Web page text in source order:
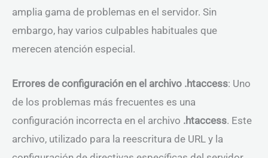
amplia gama de problemas en el servidor. Sin
embargo, hay varios culpables habituales que
merecen atención especial.
Errores de configuración en el archivo .htaccess: Uno
de los problemas más frecuentes es una
configuración incorrecta en el archivo .htaccess. Este
archivo, utilizado para la reescritura de URL y la